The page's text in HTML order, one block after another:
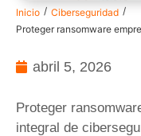
Inicio / Ciberseguridad /
Proteger ransomware
abril 5, 2026
Proteger
integral de